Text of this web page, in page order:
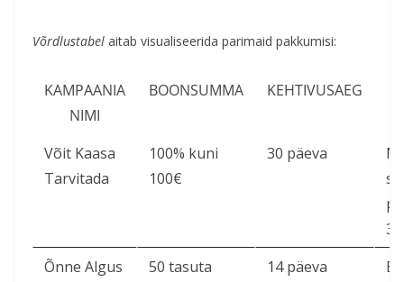
Võrdlustabel aitab visualiseerida parimaid pakkumisi:
KAMPAANIA
NIMI
BOONSUMMA KEHTIVUSAEG
Võit Kaasa
Tarvitada
100% kuni
100€
30 päeva
Õnne Algus
50 tasuta
14 päeva Ei